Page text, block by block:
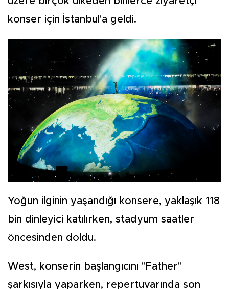
konser için İstanbul'a geldi.
Yoğun ilginin yaşandığı konsere, yaklaşık 118
bin dinleyici katılırken, stadyum saatler
öncesinden doldu.
West, konserin başlangıcını "Father"
şarkısıyla yaparken, repertuvarında son